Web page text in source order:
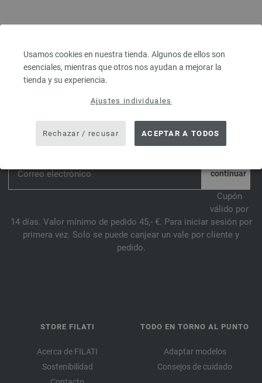
Usamos cookies en nuestra tienda. Algunos de ellos son
esenciales, mientras que otros nos ayudan a mejorar la
tienda y su experiencia.
Ajustes individuales
Rechazar / recusar ACEPTAR A TODOS
TIENDA ONLINE FILATI DE
HILOS Y LANA LANA GROSSA
10 €.*
Cupón
válido por
14 días. Valor mínimo de pedido 45,- €. Para iniciar sesión por
primera vez. Solo se puede canjear un vale por cliente y
pedido.
STORE FILATI
Acerca de FILATI
Sostenibilidad
TODO EN TORNO AL PUNTO
Adaptar modelos
Consejos de cuidado